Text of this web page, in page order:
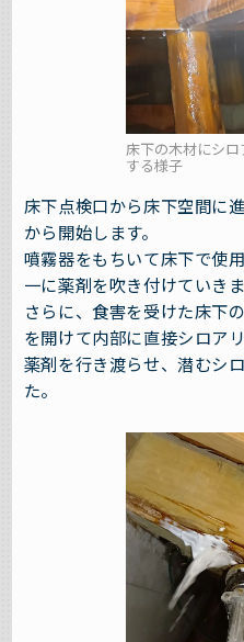
床下の木材にシ
する様子
床下点検口から床下空間に
から開始します。
噴霧器をもちいて床下で使
一に薬剤を吹き付けていきま
さらに、食害を受けた床下
を開けて内部に直接シロア
薬剤を行き渡らせ、潜むシ
た。